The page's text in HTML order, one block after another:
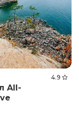
4.9
All-